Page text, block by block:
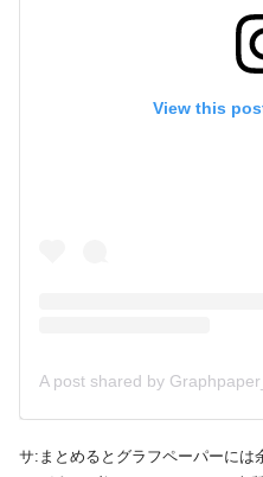
View this
サ:まとめるとグラフペーパーには